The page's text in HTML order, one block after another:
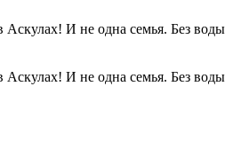
И не одна семья. Без
И не одна семья. Без